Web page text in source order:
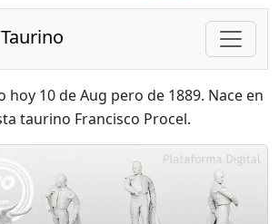
hoy 10 de Aug pero de 1889. Nace en
taurino Francisco Procel.